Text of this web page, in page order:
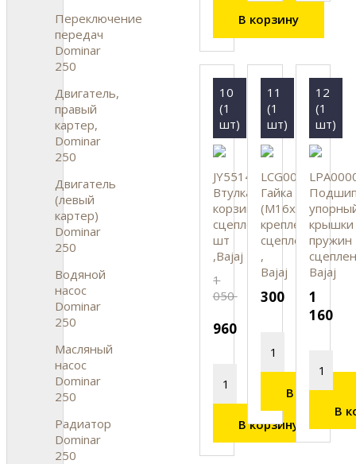
Переключение
передач
Dominar
250
Двигатель,
правый
картер,
Dominar
250
Двигатель
(левый
картер)
Dominar
250
Водяной
насос
Dominar
250
Масляный
насос
Dominar
250
Радиатор
Dominar
250
В корзину
10
(1
шт)
JY551401
Втулка
корзины
сцепления,
шт
,Bajaj
1
050
960
В корзину
11
(1
шт)
LCG00009
Гайка
(М16х1.5)
крепления
сцепления
,
Bajaj
300
В корзину
12
(1
шт)
крышки
пружин
Bajaj
1
160
В